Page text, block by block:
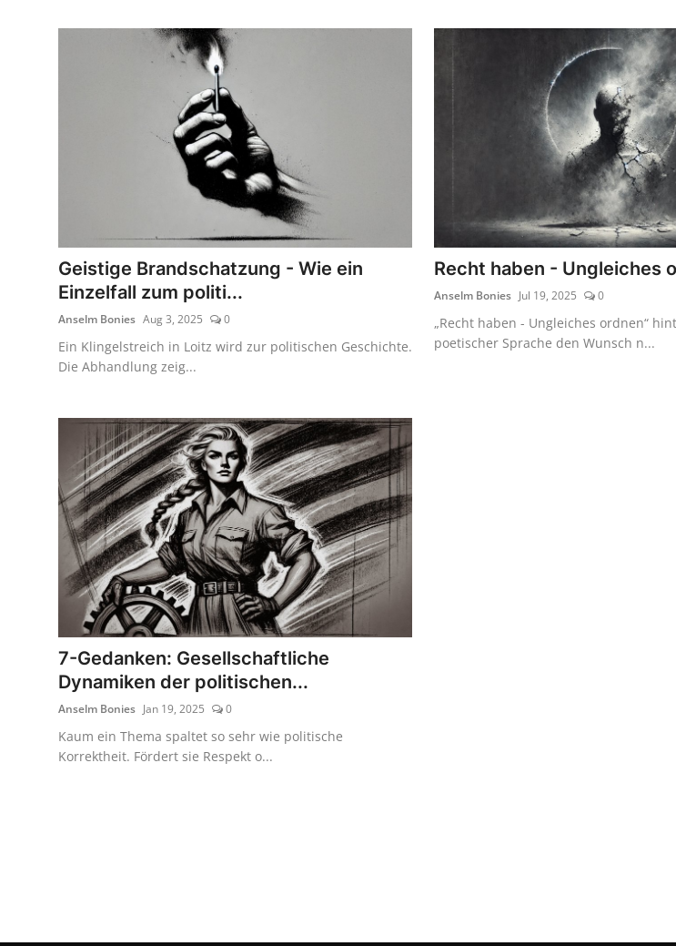
Geistige Brandschatzung - Wie ein
Einzelfall zum politi...
Anselm Bonies Aug 3, 2025 0
Ein Klingelstreich in Loitz wird zur politischen Geschichte.
Die Abhandlung zeig...
Recht haben - Ungleiches
Anselm Bonies Jul 19, 2025 0
„Recht haben - Ungleiches ordnen“
poetischer Sprache den Wunsch n...
7-Gedanken: Gesellschaftliche
Dynamiken der politischen...
Anselm Bonies Jan 19, 2025 0
Kaum ein Thema spaltet so sehr wie politische
Korrektheit. Fördert sie Respekt o...